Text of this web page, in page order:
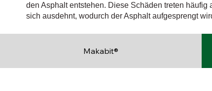
den Asphalt entstehen. Diese Schäden treten
sich ausdehnt, wodurch der Asphalt aufgesprengt
Makabit®